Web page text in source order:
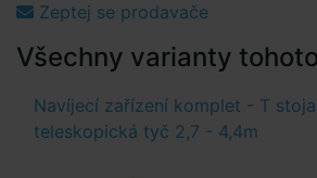
Zeptej se prodavače
Všechny varianty
Navíjecí zařízení komplet - T
teleskopická tyč 2,7 - 4,4m